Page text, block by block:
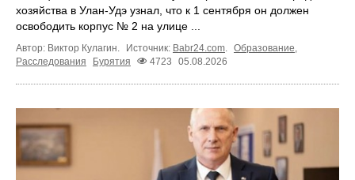
хозяйства в Улан-Удэ узнал, что к 1 сентября он должен
освободить корпус № 2 на улице ...
Автор: Виктор Кулагин. Источник: Babr24.com. Образование,
Расследования
Бурятия 4723 05.08.2026